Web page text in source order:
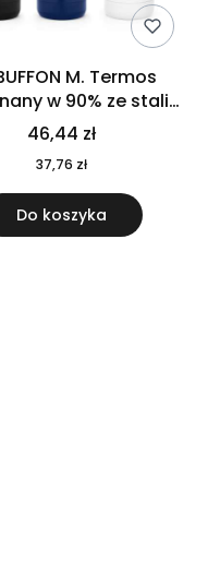
M. Termos
w 90% ze stali
pochodzącej z
520 ml 94294
46,44 zł
37,76 zł
Do koszyka